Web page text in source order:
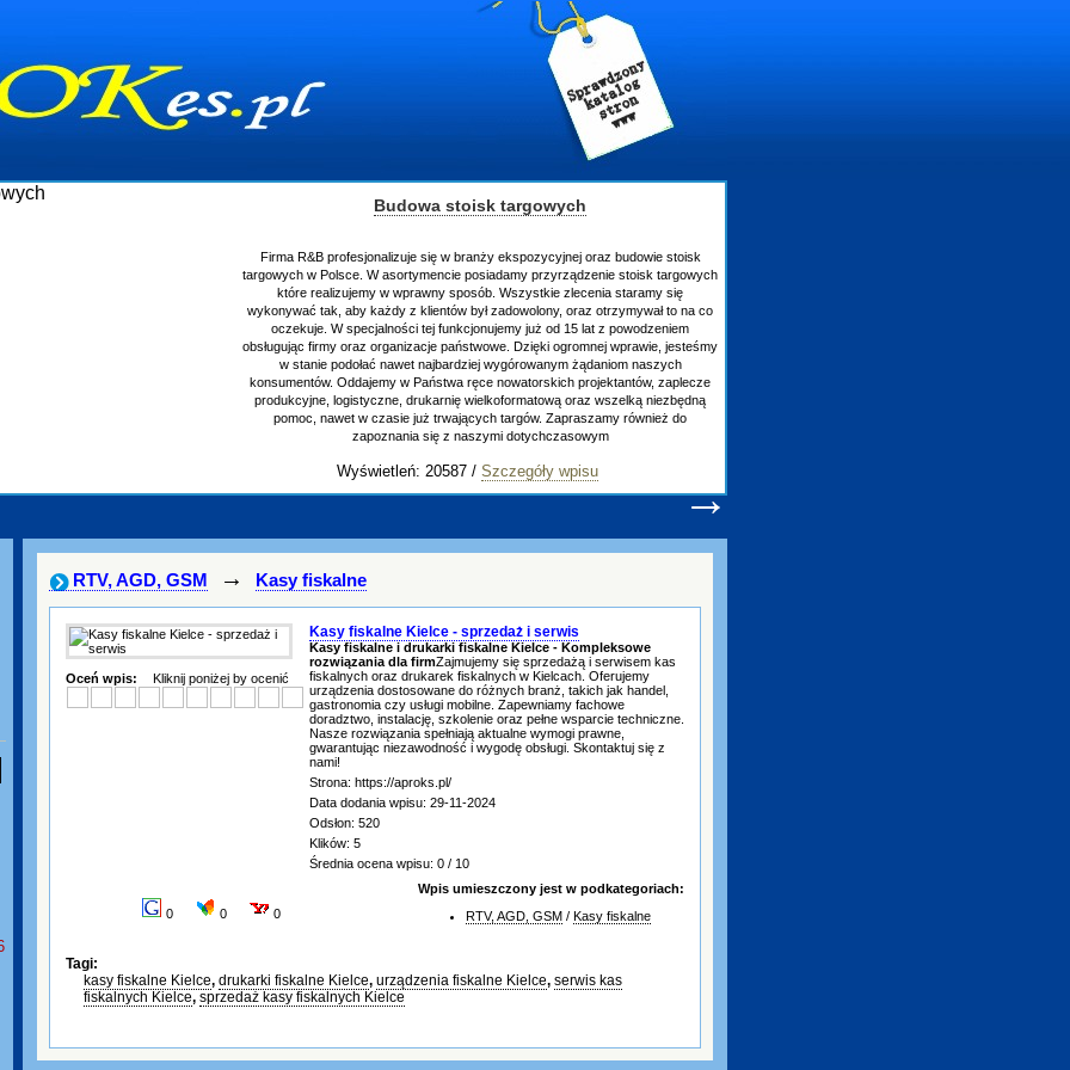
Budowa stoisk targowych
Firma R&B profesjonalizuje się w branży ekspozycyjnej oraz budowie stoisk
targowych w Polsce. W asortymencie posiadamy przyrządzenie stoisk targowych
które realizujemy w wprawny sposób. Wszystkie zlecenia staramy się
wykonywać tak, aby każdy z klientów był zadowolony, oraz otrzymywał to na co
oczekuje. W specjalności tej funkcjonujemy już od 15 lat z powodzeniem
obsługując firmy oraz organizacje państwowe. Dzięki ogromnej wprawie, jesteśmy
w stanie podołać nawet najbardziej wygórowanym żądaniom naszych
konsumentów. Oddajemy w Państwa ręce nowatorskich projektantów, zaplecze
produkcyjne, logistyczne, drukarnię wielkoformatową oraz wszelką niezbędną
pomoc, nawet w czasie już trwających targów. Zapraszamy również do
zapoznania się z naszymi dotychczasowym
Wyświetleń: 20587 / Szczegóły wpisu
→
RTV, AGD, GSM → Kasy fiskalne
Oceń wpis: Kliknij poniżej by ocenić
Kasy fiskalne Kielce - sprzedaż i serwis
Kasy fiskalne i drukarki fiskalne Kielce - Kompleksowe
rozwiązania dla firmZajmujemy się sprzedażą i serwisem kas
fiskalnych oraz drukarek fiskalnych w Kielcach. Oferujemy
urządzenia dostosowane do różnych branż, takich jak handel,
gastronomia czy usługi mobilne. Zapewniamy fachowe
doradztwo, instalację, szkolenie oraz pełne wsparcie techniczne.
Nasze rozwiązania spełniają aktualne wymogi prawne,
gwarantując niezawodność i wygodę obsługi. Skontaktuj się z
nami!
Strona: https://aproks.pl/
Data dodania wpisu: 29-11-2024
Odsłon: 520
Klików: 5
Średnia ocena wpisu: 0 / 10
0 0 0
Wpis umieszczony jest w podkategoriach:
RTV, AGD, GSM / Kasy fiskalne
Tagi:
kasy fiskalne Kielce, drukarki fiskalne Kielce, urządzenia fiskalne Kielce, serwis kas
fiskalnych Kielce, sprzedaż kasy fiskalnych Kielce